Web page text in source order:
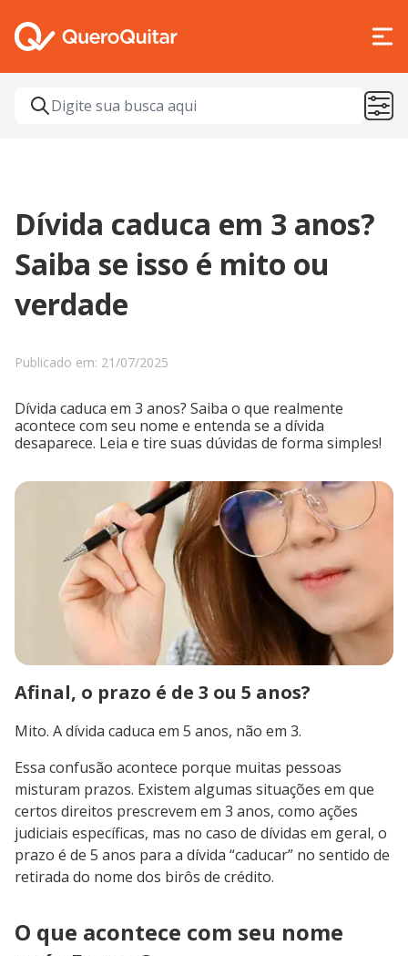
Dívida caduca em 3 anos?
Saiba se isso é mito ou
verdade
Publicado em: 21/07/2025
Dívida caduca em 3 anos? Saiba o que realmente
acontece com seu nome e entenda se a dívida
desaparece. Leia e tire suas dúvidas de forma simples!
Afinal, o prazo é de 3 ou 5 anos?
Mito. A dívida caduca em 5 anos, não em 3.
Essa confusão acontece porque muitas pessoas
misturam prazos. Existem algumas situações em que
certos direitos prescrevem em 3 anos, como ações
judiciais específicas, mas no caso de dívidas em geral, o
prazo é de 5 anos para a dívida “caducar” no sentido de
retirada do nome dos birôs de crédito.
O que acontece com seu nome